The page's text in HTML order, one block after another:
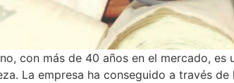
con más de 40 años en el mercado,
La empresa ha conseguido a través